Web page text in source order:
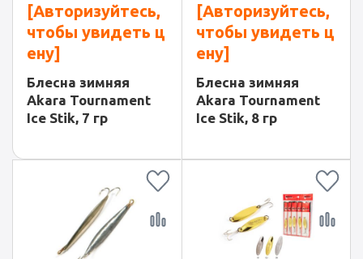
[Авторизуйтесь,
чтобы увидеть ц
ену]
Блесна зимняя
Akara Tournament
Ice Stik, 7 гр
[Авторизуйтесь,
чтобы увидеть ц
ену]
Блесна зимняя
Akara Tournament
Ice Stik, 8 гр